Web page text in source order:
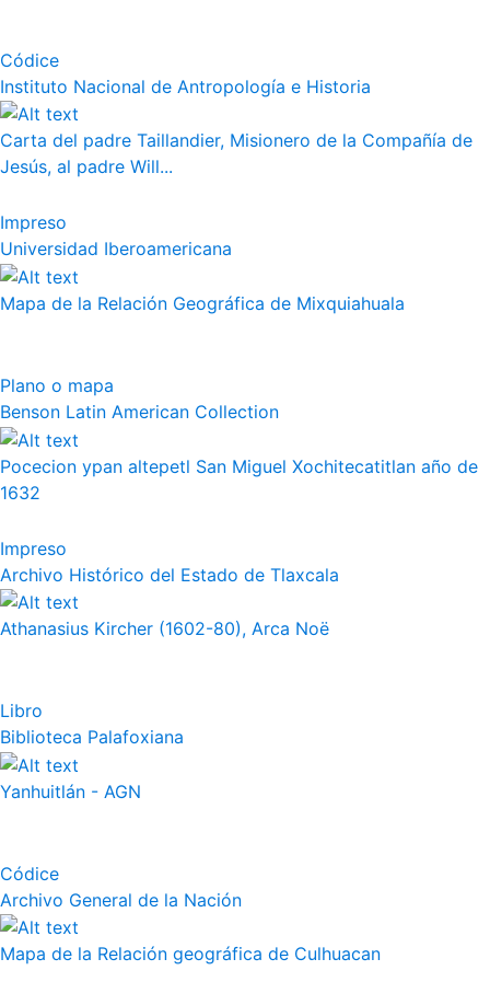
Códice
Instituto Nacional de Antropología e Historia
Carta del padre Taillandier, Misionero de la Compañía de
Jesús, al padre Will...
Impreso
Universidad Iberoamericana
Mapa de la Relación Geográfica de Mixquiahuala
Plano o mapa
Benson Latin American Collection
Pocecion ypan altepetl San Miguel Xochitecatitlan año de
1632
Impreso
Archivo Histórico del Estado de Tlaxcala
Athanasius Kircher (1602-80), Arca Noë
Libro
Biblioteca Palafoxiana
Yanhuitlán - AGN
Códice
Archivo General de la Nación
Mapa de la Relación geográfica de Culhuacan